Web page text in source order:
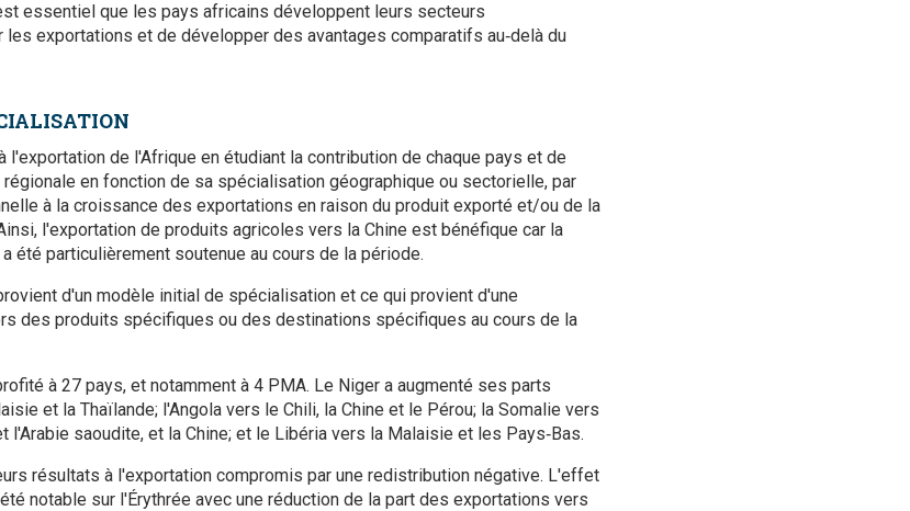
essentiel que les pays africains développent leurs secteurs
exportations et de développer des avantages comparatifs au‑delà du
l'exportation de l'Afrique en étudiant la contribution de chaque pays et de
en fonction de sa spécialisation géographique ou sectorielle, par
à la croissance des exportations en raison du produit exporté et/ou de la
l'exportation de produits agricoles vers la Chine est bénéfique car la
été particulièrement soutenue au cours de la période.
d'un modèle initial de spécialisation et ce qui provient d'une
des produits spécifiques ou des destinations spécifiques au cours de la
à 27 pays, et notamment à 4 PMA. Le Niger a augmenté ses parts
et la Thaïlande; l'Angola vers le Chili, la Chine et le Pérou; la Somalie vers
l'Arabie saoudite, et la Chine; et le Libéria vers la Malaisie et les Pays‑Bas.
résultats à l'exportation compromis par une redistribution négative. L'effet
notable sur l'Érythrée avec une réduction de la part des exportations vers